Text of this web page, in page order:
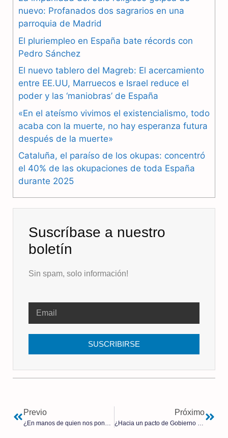
c
b
o
o
k
l
r
a
m
a
A
p
p
nuevo: Profanados dos sagrarios en una
parroquia de Madrid
El pluriempleo en España bate récords con
Pedro Sánchez
El nuevo tablero del Magreb: El acercamiento
entre EE.UU, Marruecos e Israel reduce el
poder y las ‘maniobras’ de España
«En el ateísmo vivimos el existencialismo, todo
acaba con la muerte, no hay esperanza futura
después de la muerte»
Cataluña, el paraíso de los okupas: concentró
el 40% de las okupaciones de toda España
durante 2025
Suscríbase a nuestro
boletín
Sin spam, solo información!
SUSCRIBIRSE
Previo Próximo